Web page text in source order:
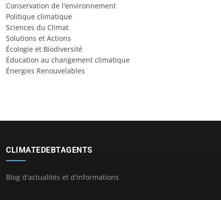
Conservation de l'environnement
Politique climatique
Sciences du Climat
Solutions et Actions
Écologie et Biodiversité
Éducation au changement climatique
Énergies Renouvelables
CLIMATEDEBTAGENTS
Blog d'actualités et d'informations